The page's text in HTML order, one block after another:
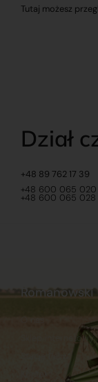
Tutaj możesz
Dział
+48 89 762 17 39
+48 600 065 020
+48 600 065 028
Romanowski
Sklep internetowy